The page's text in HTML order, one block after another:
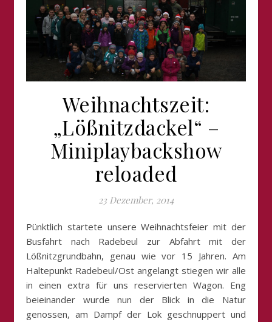
Weihnachtszeit:
„Lößnitzdackel“ –
Miniplaybackshow
reloaded
23 Dezember, 2014
Pünktlich startete unsere Weihnachtsfeier mit der
Busfahrt nach Radebeul zur Abfahrt mit der
Lößnitzgrundbahn, genau wie vor 15 Jahren. Am
Haltepunkt Radebeul/Ost angelangt stiegen wir alle
in einen extra für uns reservierten Wagon. Eng
beieinander wurde nun der Blick in die Natur
genossen, am Dampf der Lok geschnuppert und